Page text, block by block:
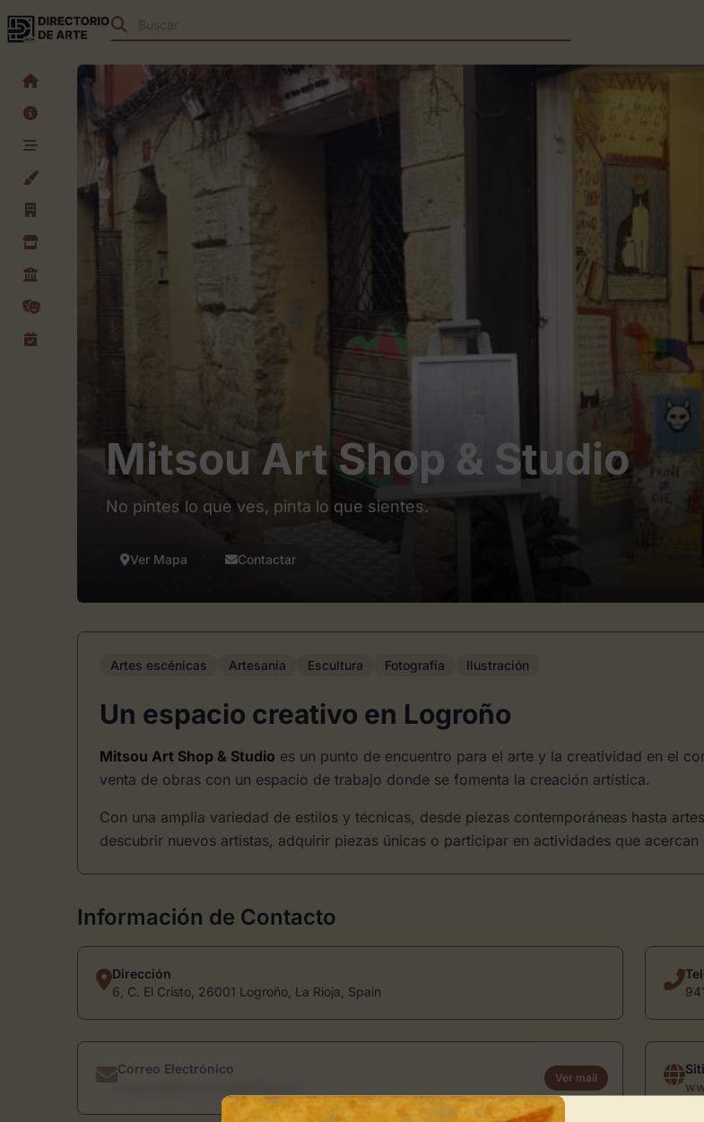
Buscar
Mitsou Art Shop & Studio
No pintes lo que ves, pinta lo que sientes.
Ver Mapa Contactar
Artes escénicas Artesanía Escultura Fotografía Ilustración
Un espacio creativo en Logroño
Mitsou Art Shop & Studio es un punto de encuentro para el arte y la creatividad en el
venta de obras con un espacio de trabajo donde se fomenta la creación artística.
Con una amplia variedad de estilos y técnicas, desde piezas contemporáneas hasta
descubrir nuevos artistas, adquirir piezas únicas o participar en actividades que
Información de Contacto
Dirección
6, C. El Cristo, 26001 Logroño, La Rioja, Spain
Correo Electrónico
Ver mail